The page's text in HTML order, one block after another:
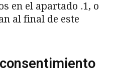
en el apartado .1, o
al final de este